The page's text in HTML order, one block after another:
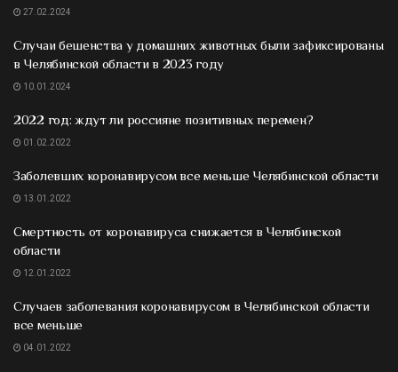
27.02.2024
Случаи бешенства у домашних животных были зафиксированы
в Челябинской области в 2023 году
10.01.2024
2022 год: ждут ли россияне позитивных перемен?
01.02.2022
Заболевших коронавирусом все меньше Челябинской области
13.01.2022
Смертность от коронавируса снижается в Челябинской
области
12.01.2022
Случаев заболевания коронавирусом в Челябинской области
все меньше
04.01.2022